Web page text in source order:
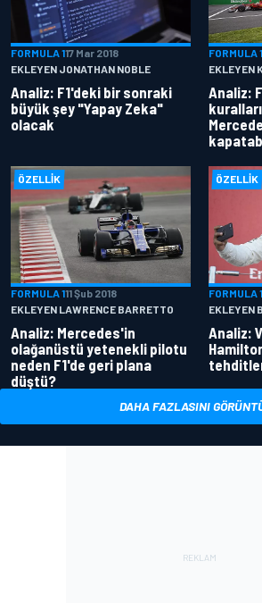
FORMULA 117 Mar 2018
EKLEYEN JONATHAN NOBLE
Analiz: F1'deki bir sonraki
büyük şey "Yapay Zeka"
olacak
FORMULA 1
EKLEYEN
Analiz:
ÖZELLIK
FORMULA 111 Şub 2018
EKLEYEN LAWRENCE BARRETTO
Analiz: Mercedes'in
olağanüstü yetenekli pilotu
neden F1'de geri plana
düştü?
ÖZELLIK
FORMULA 1
EKLEYEN
Analiz:
DAHA FAZLASINI